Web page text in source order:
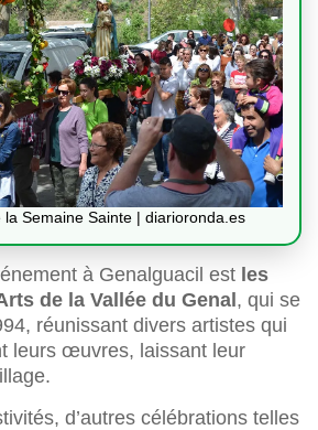
la Semaine Sainte | diarioronda.es
à Genalguacil est les
de la Vallée du Genal, qui se
réunissant divers artistes qui
leurs œuvres, laissant leur
d’autres célébrations telles